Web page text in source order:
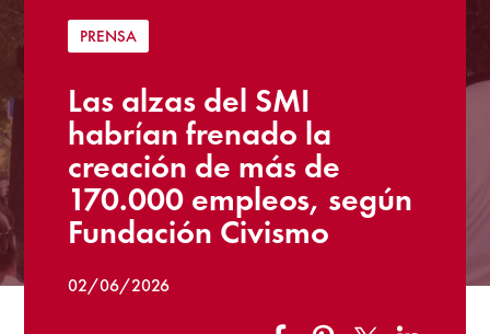
PRENSA
Las alzas del SMI
habrían frenado la
creación de más de
170.000 empleos, según
Fundación Civismo
02/06/2026